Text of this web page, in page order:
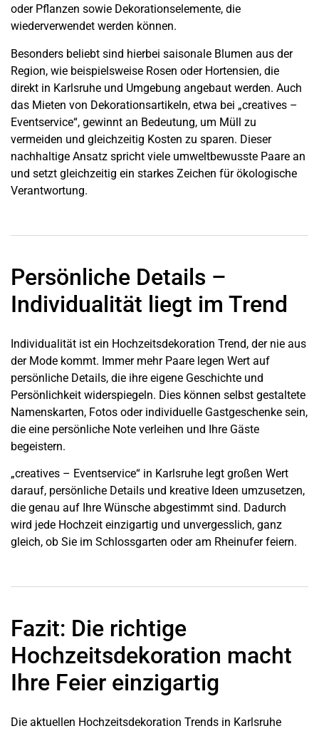
oder Pflanzen sowie Dekorationselemente, die
wiederverwendet werden können.
Besonders beliebt sind hierbei saisonale Blumen aus der
Region, wie beispielsweise Rosen oder Hortensien, die
direkt in Karlsruhe und Umgebung angebaut werden. Auch
das Mieten von Dekorationsartikeln, etwa bei „creatives –
Eventservice“, gewinnt an Bedeutung, um Müll zu
vermeiden und gleichzeitig Kosten zu sparen. Dieser
nachhaltige Ansatz spricht viele umweltbewusste Paare an
und setzt gleichzeitig ein starkes Zeichen für ökologische
Verantwortung.
Persönliche Details –
Individualität liegt im Trend
Individualität ist ein Hochzeitsdekoration Trend, der nie aus
der Mode kommt. Immer mehr Paare legen Wert auf
persönliche Details, die ihre eigene Geschichte und
Persönlichkeit widerspiegeln. Dies können selbst gestaltete
Namenskarten, Fotos oder individuelle Gastgeschenke sein,
die eine persönliche Note verleihen und Ihre Gäste
begeistern.
„creatives – Eventservice“ in Karlsruhe legt großen Wert
darauf, persönliche Details und kreative Ideen umzusetzen,
die genau auf Ihre Wünsche abgestimmt sind. Dadurch
wird jede Hochzeit einzigartig und unvergesslich, ganz
gleich, ob Sie im Schlossgarten oder am Rheinufer feiern.
Fazit: Die richtige
Hochzeitsdekoration macht
Ihre Feier einzigartig
Die aktuellen Hochzeitsdekoration Trends in Karlsruhe